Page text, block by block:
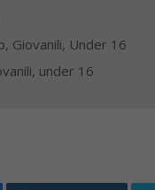
, Giovanili, Under 16
, under 16